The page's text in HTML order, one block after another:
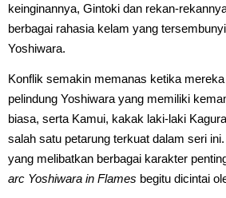
keinginannya, Gintoki dan rekan-
berbagai rahasia kelam yang
Yoshiwara.
Konflik semakin memanas ketika
pelindung Yoshiwara yang memiliki
biasa, serta Kamui, kakak laki-laki
salah satu petarung terkuat dalam seri
yang melibatkan berbagai karakter
arc Yoshiwara in Flames begitu dicintai